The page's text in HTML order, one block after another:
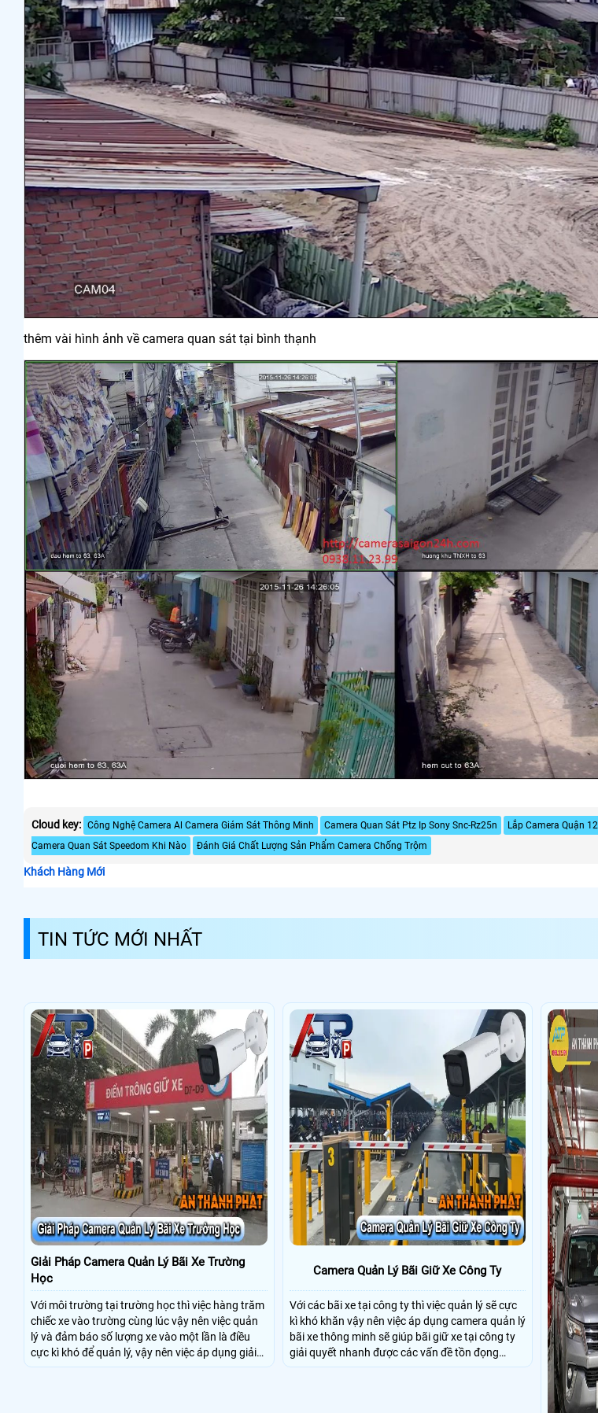
thêm vài hình ảnh về camera quan sát tại bình thạnh
Cloud key: Công Nghệ Camera Al Camera Giám Sát Thông Minh Camera Quan Sát Ptz Ip Sony Snc-Rz25n Lắp Camera Quận 12
Camera Quan Sát Speedom Khi Nào
Đánh Giá Chất Lượng Sản Phẩm Camera Chống Trộm
Khách Hàng Mới
TIN TỨC MỚI NHẤT
Giải Pháp Camera Quản Lý Bãi Xe Trường
Học
Với môi trường tại trường học thì việc hàng trăm
chiếc xe vào trường cùng lúc vậy nên việc quản
lý và đảm báo số lượng xe vào một lần là điều
cực kì khó để quản lý, vậy nên việc áp dụng giải
pháp camera quản lý bãi xe trường học sẽ cực kì
Camera Quản Lý Bãi Giữ Xe Công Ty
Với các bãi xe tại công ty thì việc quản lý sẽ cực
kì khó khăn vậy nên việc áp dụng camera quản lý
bãi xe thông minh sẽ giúp bãi giữ xe tại công ty
giải quyết nhanh được các vấn đề tồn đọng
trong việc quản lý bãi xe thủ công